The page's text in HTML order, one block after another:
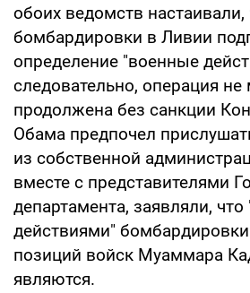
обоих ведомств настаивали,
бомбардировки в Ливии
определение "военные
следовательно, операция
продолжена без санкции
Обама предпочел
из собственной
вместе с представителями
департамента, заявляли,
действиями"
позиций войск Муаммара
являются.